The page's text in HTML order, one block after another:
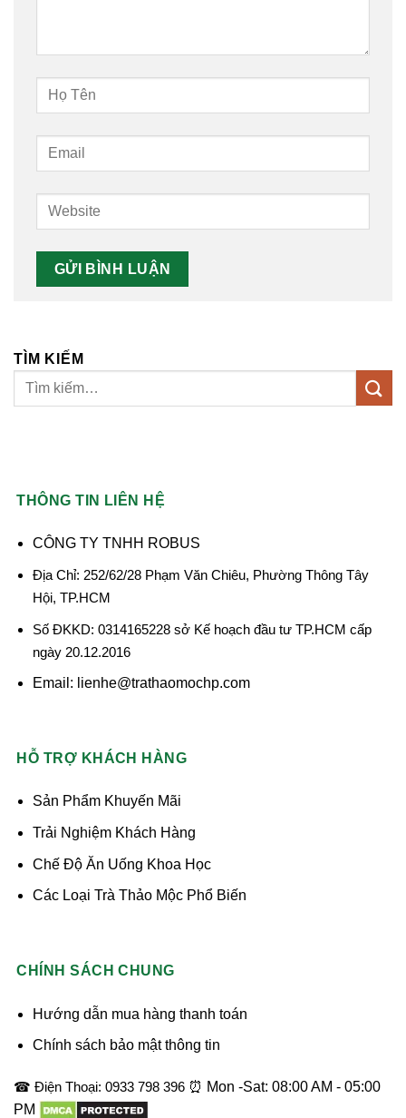
TÌM KIẾM
THÔNG TIN LIÊN HỆ
CÔNG TY TNHH ROBUS
Địa Chỉ: 252/62/28 Phạm Văn Chiêu, Phường Thông Tây
Hội, TP.HCM
Số ĐKKD: 0314165228 sở Kế hoạch đầu tư TP.HCM cấp
ngày 20.12.2016
Email: lienhe@trathaomochp.com
HỖ TRỢ KHÁCH HÀNG
Sản Phẩm Khuyến Mãi
Trải Nghiệm Khách Hàng
Chế Độ Ăn Uống Khoa Học
Các Loại Trà Thảo Mộc Phổ Biến
CHÍNH SÁCH CHUNG
Hướng dẫn mua hàng thanh toán
Chính sách bảo mật thông tin
☎ Điện Thoại: 0933 798 396 ⏰ Mon -Sat: 08:00 AM - 05:00
PM